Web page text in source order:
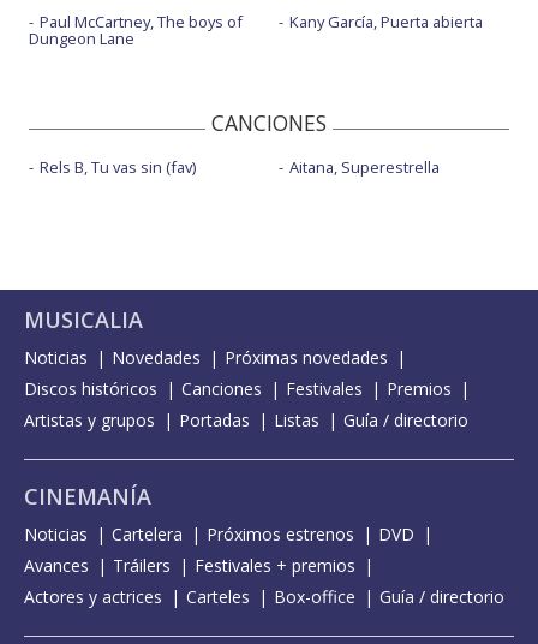
Paul McCartney, The boys of
Dungeon Lane
Kany García, Puerta abierta
CANCIONES
Rels B, Tu vas sin (fav) Aitana, Superestrella
MUSICALIA
Noticias Novedades
Próximas novedades
Discos históricos
Canciones Festivales
Premios
Artistas y grupos
Portadas Listas Guía / directorio
CINEMANÍA
Noticias Cartelera Próximos estrenos
DVD
Avances
Tráilers
Festivales + premios
Actores y actrices
Carteles Box-office Guía / directorio